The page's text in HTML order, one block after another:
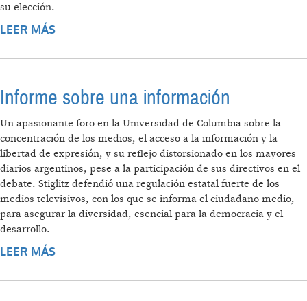
su elección.
LEER MÁS
Informe sobre una información
Un apasionante foro en la Universidad de Columbia sobre la
concentración de los medios, el acceso a la información y la
libertad de expresión, y su reflejo distorsionado en los mayores
diarios argentinos, pese a la participación de sus directivos en el
debate. Stiglitz defendió una regulación estatal fuerte de los
medios televisivos, con los que se informa el ciudadano medio,
para asegurar la diversidad, esencial para la democracia y el
desarrollo.
LEER MÁS